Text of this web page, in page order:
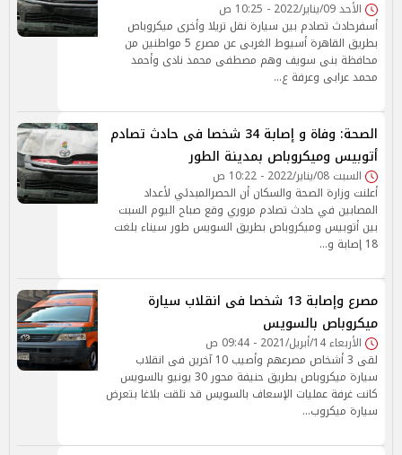
الأحد 09/يناير/2022 - 10:25 ص
أسفرحادث تصادم بين سيارة نقل تريلا وأخرى ميكروباص
بطريق القاهرة أسيوط الغربى عن مصرع 5 مواطنين من
محافظة بنى سويف وهم مصطفى محمد نادى وأحمد
محمد عرابى وعرفة ع…
الصحة: وفاة و إصابة 34 شخصا فى حادث تصادم
أتوبيس وميكروباص بمدينة الطور
السبت 08/يناير/2022 - 10:22 ص
أعلنت وزارة الصحة والسكان أن الحصرالمبدئي لأعداد
المصابين في حادث تصادم مروري وقع صباح اليوم السبت
بين أتوبيس وميكروباص بطريق السويس طور سيناء بلغت
18 إصابة و…
مصرع وإصابة 13 شخصا فى انقلاب سيارة
ميكروباص بالسويس
الأربعاء 14/أبريل/2021 - 09:44 ص
لقى 3 أشخاص مصرعهم وأصيب 10 آخرين فى انقلاب
سيارة ميكروباص بطريق حنيفة محور 30 يونيو بالسويس
كانت غرفة عمليات الإسعاف بالسويس قد تلقت بلاغا بتعرض
سيارة ميكروب…